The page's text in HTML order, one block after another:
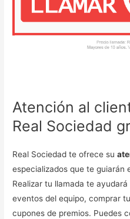
Atención al
Real Sociedad
Real Sociedad te ofrece su
especializados que te guiarán
Realizar tu llamada te
eventos del equipo, comprar
cupones de premios. Puedes